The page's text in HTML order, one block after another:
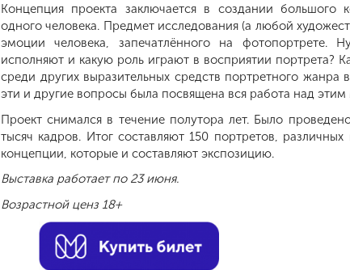
Концепция проекта заключается в создании большого
одного человека. Предмет исследования (а любой
эмоции человека, запечатлённого на
исполняют и какую роль играют в восприятии портрета?
среди других выразительных средств портретного жанра
эти и другие вопросы была посвящена вся работа над
Проект снимался в течение полутора лет. Было
тысяч кадров. Итог составляют 150 портретов,
концепции, которые и составляют экспозицию.
Выставка работает по 23 июня.
Возрастной ценз 18+